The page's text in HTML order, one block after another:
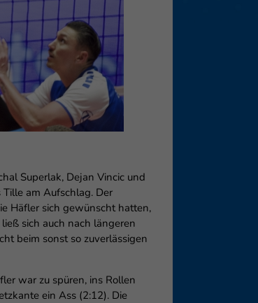
Superlak, Dejan Vincic und
am Aufschlag. Der
Häfler sich gewünscht hatten,
sich auch nach längeren
beim sonst so zuverlässigen
war zu spüren, ins Rollen
ein Ass (2:12). Die